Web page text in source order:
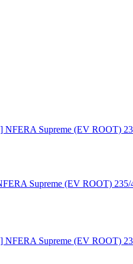
Supreme (EV ROOT) 235/